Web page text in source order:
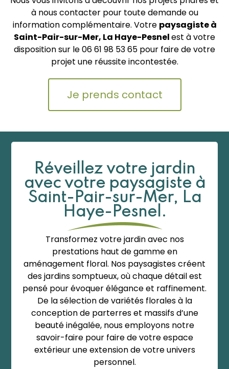
à nous contacter pour toute demande ou
information complémentaire. Votre paysagiste à
Saint-Pair-sur-Mer, La Haye-Pesnelest à votre
disposition sur le 06 61 98 53 65 pour faire de votre
projet une réussite incontestée.
Je prends contact
Réveillez votre jardin
avec votre paysagiste à
Saint-Pair-sur-Mer, La
Haye-Pesnel.
Transformez votre jardin avec nos
prestations haut de gamme en
aménagement floral. Nos paysagistes créent
des jardins somptueux, où chaque détail est
pensé pour évoquer élégance et raffinement.
De la sélection de variétés florales à la
conception de parterres et massifs d’une
beauté inégalée, nous employons notre
savoir-faire pour faire de votre espace
extérieur une extension de votre univers
personnel.